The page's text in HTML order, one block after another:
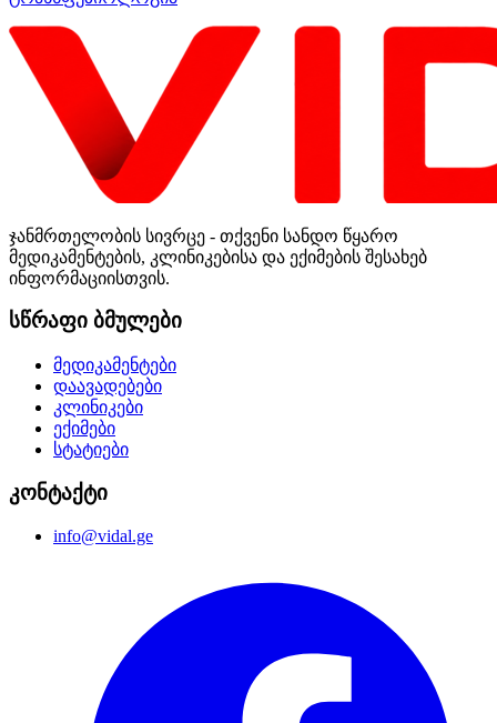
ჯანმრთელობის სივრცე - თქვენი სანდო წყარო
მედიკამენტების, კლინიკებისა და ექიმების შესახებ
ინფორმაციისთვის.
სწრაფი ბმულები
მედიკამენტები
დაავადებები
კლინიკები
ექიმები
სტატიები
კონტაქტი
info@vidal.ge